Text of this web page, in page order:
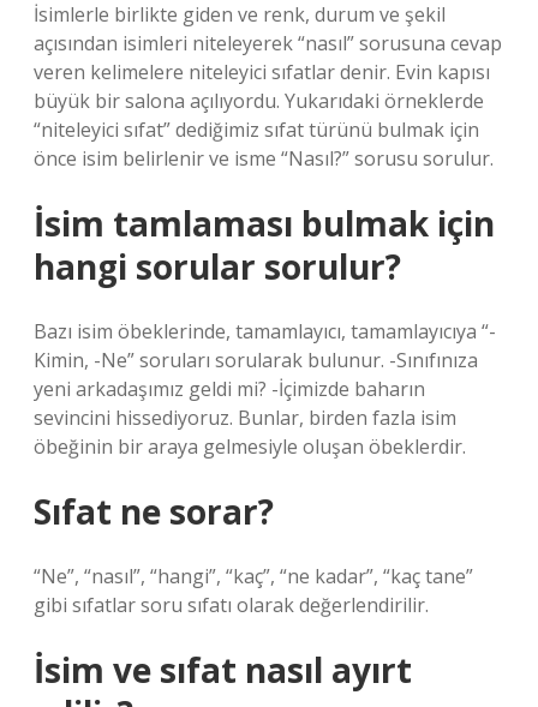
İsimlerle birlikte giden ve renk, durum ve şekil
açısından isimleri niteleyerek “nasıl” sorusuna cevap
veren kelimelere niteleyici sıfatlar denir. Evin kapısı
büyük bir salona açılıyordu. Yukarıdaki örneklerde
“niteleyici sıfat” dediğimiz sıfat türünü bulmak için
önce isim belirlenir ve isme “Nasıl?” sorusu sorulur.
İsim tamlaması bulmak için
hangi sorular sorulur?
Bazı isim öbeklerinde, tamamlayıcı, tamamlayıcıya “-
Kimin, -Ne” soruları sorularak bulunur. -Sınıfınıza
yeni arkadaşımız geldi mi? -İçimizde baharın
sevincini hissediyoruz. Bunlar, birden fazla isim
öbeğinin bir araya gelmesiyle oluşan öbeklerdir.
Sıfat ne sorar?
“Ne”, “nasıl”, “hangi”, “kaç”, “ne kadar”, “kaç tane”
gibi sıfatlar soru sıfatı olarak değerlendirilir.
İsim ve sıfat nasıl ayırt